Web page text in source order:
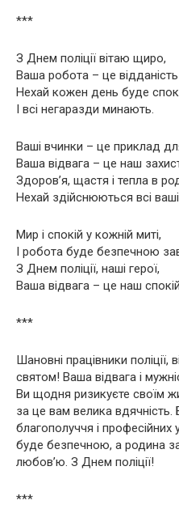
***
З Днем поліції вітаю щиро,
Ваша робота – це відданість
Нехай кожен день буде
І всі негаразди минають.
Ваші вчинки – це приклад
Ваша відвага – це наш
Здоров’я, щастя і тепла в
Нехай здійснюються всі ваші
Мир і спокій у кожній миті,
І робота буде безпечною
З Днем поліції, наші герої,
Ваша відвага – це наш
***
Шановні працівники
святом! Ваша відвага і
Ви щодня ризикуєте своїм
за це вам велика
благополуччя і професійних
буде безпечною, а родина
любов’ю. З Днем поліції!
***